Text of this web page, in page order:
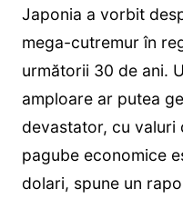
Japonia a vorbit
mega-cutremur în
următorii 30 de ani.
amploare ar putea
devastator, cu valuri
pagube economice
dolari, spune un